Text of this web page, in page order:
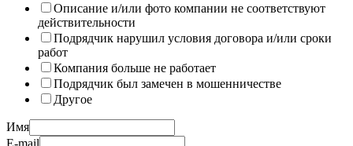
Описание и/или фото компании не соответствуют
действительности
Подрядчик нарушил условия договора и/или сроки
работ
Компания больше не работает
Подрядчик был замечен в мошенничестве
Другое
Имя
E-mail